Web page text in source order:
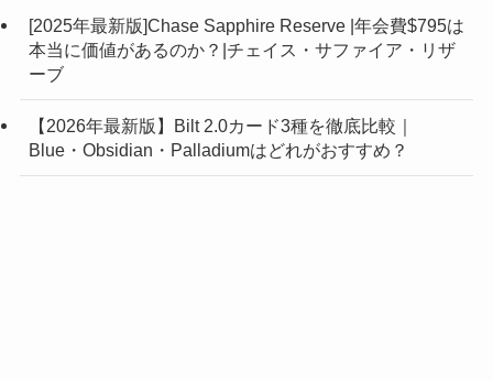
[2025年最新版]Chase Sapphire Reserve |年会費$795は
本当に価値があるのか？|チェイス・サファイア・リザ
ーブ
【2026年最新版】Bilt 2.0カード3種を徹底比較｜
Blue・Obsidian・Palladiumはどれがおすすめ？